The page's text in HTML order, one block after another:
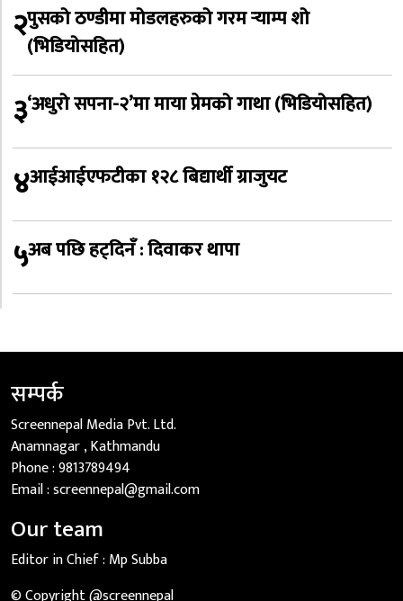
२पुसको ठण्डीमा मोडलहरुको गरम र्‍याम्प शो
(भिडियोसहित)
३‘अधुरो सपना-२’मा माया प्रेमको गाथा (भिडियोसहित)
४आईआईएफटीका १२८ बिद्यार्थी ग्राजुयट
५अब पछि हट्दिनँ : दिवाकर थापा
सम्पर्क
Screennepal Media Pvt. Ltd.
Anamnagar , Kathmandu
Phone :9813789494
Email :screennepal@gmail.com
Our team
Editor in Chief : Mp Subba
© Copyright @screennepal